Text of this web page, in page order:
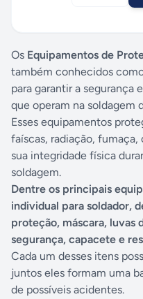
Os Equipamentos de
também conhecidos
para garantir a segurança
que operam na soldagem
Esses equipamentos
faíscas, radiação,
sua integridade física
soldagem.
Dentre os principais
individual para soldador,
proteção, máscara, luvas
segurança, capacete e
Cada um desses itens
juntos eles formam uma
de possíveis acidentes.